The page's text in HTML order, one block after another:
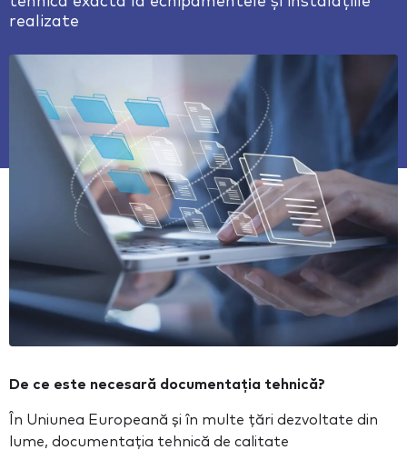
realizate
De ce este necesară documentația tehnică?
În Uniunea Europeană și în multe țări dezvoltate din
lume, documentația tehnică de calitate